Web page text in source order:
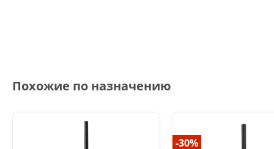
Похожие по назначению
-30%